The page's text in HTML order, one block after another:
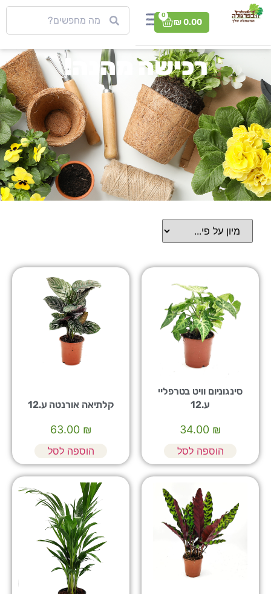
₪0.00
0
רכישה מהנה!
סינגוניום וויט בטרפליי
ע.12
₪
34.00
הוספה לסל
קלתיאה אורנטה ע.12
₪
63.00
הוספה לסל